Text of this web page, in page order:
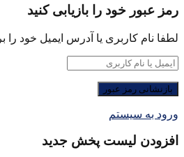
رمز عبور خود را بازیابی کنید
لطفا نام کاربری یا آدرس ایمیل خود را
ورود به سیستم
افزودن لیست پخش جدید